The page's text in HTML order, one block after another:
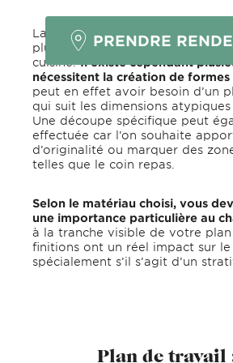
PRENDRE
La forme du plan de travail
plupart des cas à l’implantation
cuisine.Il existe cependant
nécessitent la création de formes
peut en effet avoir besoin d’un
qui suit les dimensions atypiques
Une découpe spécifique peut
effectuée car l’on souhaite
d’originalité ou marquer des
telles que le coin repas.
Selon le matériau choisi, vous
une importance particulière au
à la tranche visible de votre
finitions ont un réel impact sur le
spécialement s’il s’agit d’un
Plan de travail